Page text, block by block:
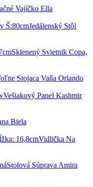
Vajíčko Ella
Jedálenský Stôl
Sklenený Svietnik Copa,
Stojaca Vaňa Orlando
Vešiakový Panel Kashmir
Biela
Vidlička Na
Stolová Súprava Amira